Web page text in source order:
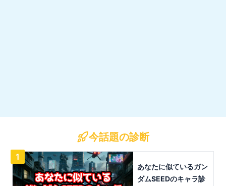
今話題の診断
1
あなたに似ているガン
ダムSEEDのキャラ診